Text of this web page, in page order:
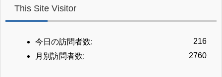
This Site Visitor
216
今日の訪問者数:
2760
月別訪問者数: